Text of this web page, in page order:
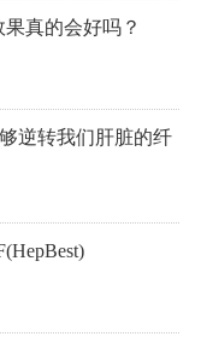
真的会好吗？
逆转我们肝脏的纤